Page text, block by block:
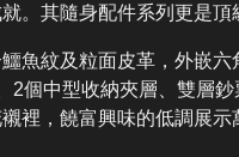
。其隨身配件系列更是頂
魚紋及粒面皮革，外嵌
2個中型收納夾層、雙層
裡，饒富興味的低調展